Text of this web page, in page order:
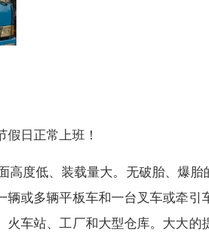
日正常上班！
高度低、装载量大。无破胎、爆
或多辆平板车和一台叉车或牵
火车站、工厂和大型仓库。大大